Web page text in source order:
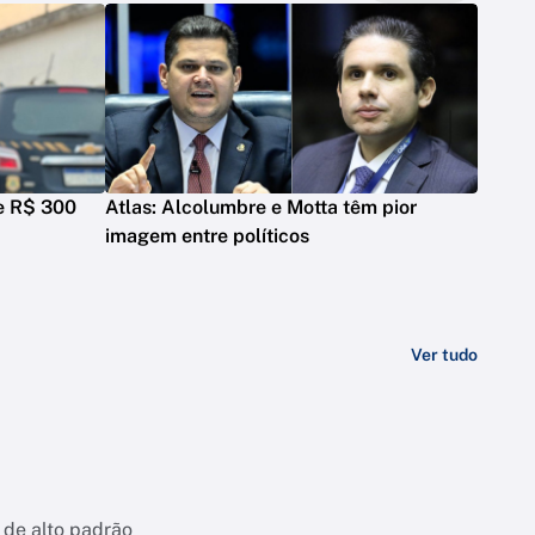
R$ 300
Atlas: Alcolumbre e Motta têm pior
imagem entre políticos
Ver tudo
alto padrão